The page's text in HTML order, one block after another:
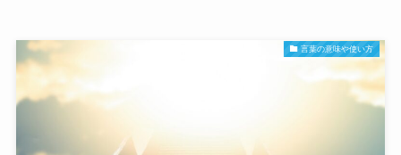
言葉の意味や使い方